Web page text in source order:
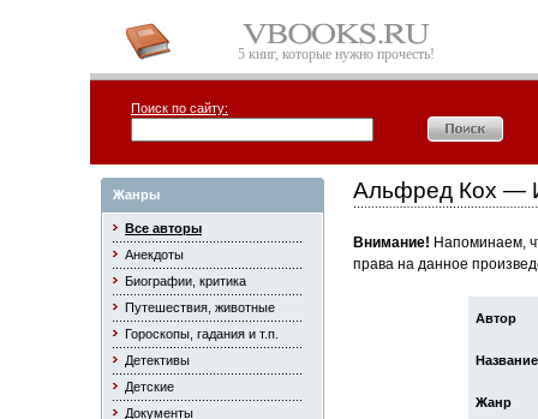
5 книг, которые нужно прочесть!
Поиск по сайту:
Жанры
Все авторы
Анекдоты
Биографии, критика
Путешествия, животные
Гороскопы, гадания и т.п.
Детективы
Детские
Документы
Альфред Кох —
Внимание! Напоминаем,
права на данное
Автор
Название
Жанр